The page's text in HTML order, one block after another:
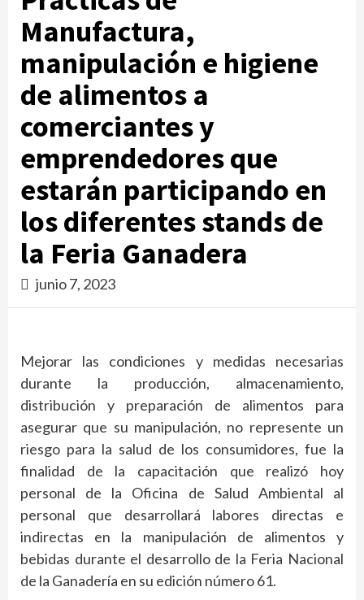
Manufactura,
manipulación e higiene
de alimentos a
comerciantes y
emprendedores que
estarán participando en
los diferentes stands de
la Feria Ganadera
junio 7, 2023
Mejorar las condiciones y medidas necesarias
durante la producción, almacenamiento,
distribución y preparación de alimentos para
asegurar que su manipulación, no represente un
riesgo para la salud de los consumidores, fue la
finalidad de la capacitación que realizó hoy
personal de la Oficina de Salud Ambiental al
personal que desarrollará labores directas e
indirectas en la manipulación de alimentos y
bebidas durante el desarrollo de la Feria Nacional
de la Ganadería en su edición número 61.